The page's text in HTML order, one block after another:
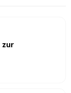
zur